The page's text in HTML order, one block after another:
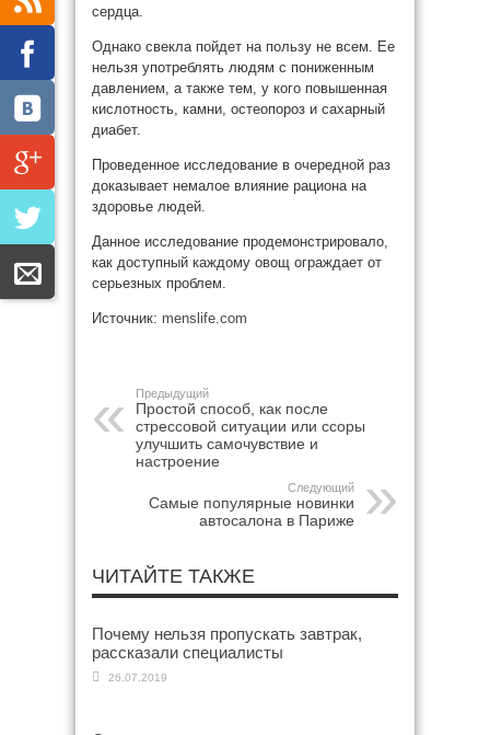
сердца.
Однако свекла пойдет на пользу не всем. Ее
нельзя употреблять людям с пониженным
давлением, а также тем, у кого повышенная
кислотность, камни, остеопороз и сахарный
диабет.
Проведенное исследование в очередной раз
доказывает немалое влияние рациона на
здоровье людей.
Данное исследование продемонстрировало,
как доступный каждому овощ ограждает от
серьезных проблем.
Источник: menslife.com
Предыдущий
Простой способ, как после
стрессовой ситуации или ссоры
улучшить самочувствие и
настроение
Следующий
Самые популярные новинки
автосалона в Париже
ЧИТАЙТЕ ТАКЖЕ
Почему нельзя пропускать завтрак,
рассказали специалисты
26.07.2019